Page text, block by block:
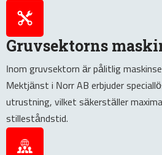
Gruvsektorns
Inom gruvsektorn är pålitlig
Mektjänst i Norr AB erbjuder
utrustning, vilket säkerställer
stilleståndstid.